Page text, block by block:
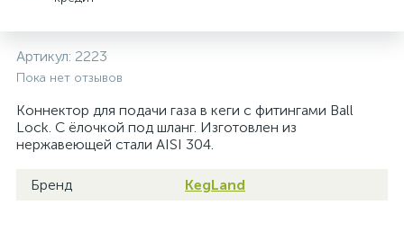
Артикул: 2223
Пока нет отзывов
Коннектор для подачи газа в кеги с фитингами Ball
Lock. С ёлочкой под шланг. Изготовлен из
нержавеющей стали AISI 304.
Бренд KegLand